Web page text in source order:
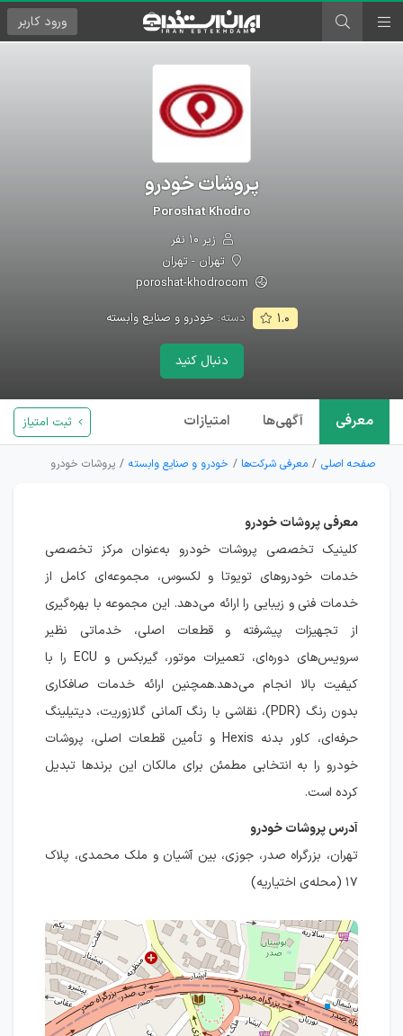
ورود کاربر
پروشات خودرو
Poroshat Khodro
زیر ۱۰ نفر
تهران - تهران
۱.۰ دسته: خودرو و صنایع وابسته
دنبال کنید
معرفی آگهی‌ها امتیازات ثبت امتیاز
صفحه اصلی معرفی شرکت‌ها خودرو و صنایع وابسته پروشات خودرو
معرفی پروشات خودرو
کلینیک تخصصی پروشات خودرو به‌عنوان مرکز تخصصی
خدمات خودروهای تویوتا و لکسوس، مجموعه‌ای کامل از
خدمات فنی و زیبایی را ارائه می‌دهد. این مجموعه با بهره‌گیری
از تجهیزات پیشرفته و قطعات اصلی، خدماتی نظیر
سرویس‌های دوره‌ای، تعمیرات موتور، گیربکس و ECU را با
کیفیت بالا انجام می‌دهد.همچنین ارائه خدمات صافکاری
بدون رنگ (PDR)، نقاشی با رنگ آلمانی گلازوریت، دیتیلینگ
حرفه‌ای، کاور بدنه Hexis و تأمین قطعات اصلی، پروشات
خودرو را به انتخابی مطمئن برای مالکان این برندها تبدیل
کرده است.
آدرس پروشات خودرو
تهران، بزرگراه صدر، جوزی، بین آشیان و ملک محمدی، پلاک
۱۷ (محله‌ی اختیاریه)